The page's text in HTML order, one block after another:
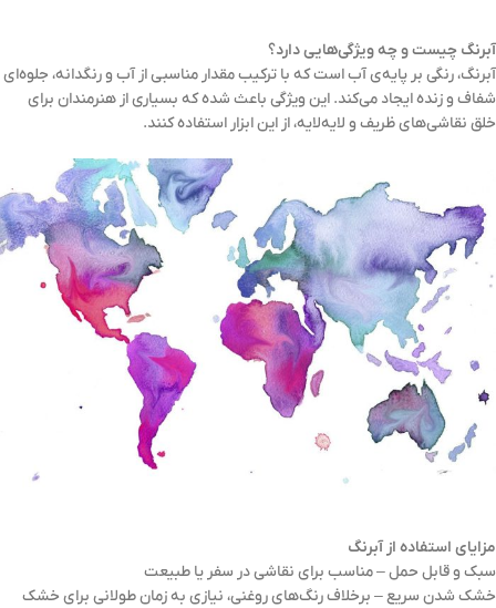
آبرنگ چیست و چه ویژگی‌هایی دارد؟
آبرنگ، رنگی بر پایه‌ی آب است که با ترکیب مقدار مناسبی از آب و رنگدانه، جلوه‌ای
شفاف و زنده ایجاد می‌کند. این ویژگی باعث شده که بسیاری از هنرمندان برای
خلق نقاشی‌های ظریف و لایه‌لایه، از این ابزار استفاده کنند.
مزایای استفاده از آبرنگ
سبک و قابل حمل – مناسب برای نقاشی در سفر یا طبیعت
خشک شدن سریع – برخلاف رنگ‌های روغنی، نیازی به زمان طولانی برای خشک